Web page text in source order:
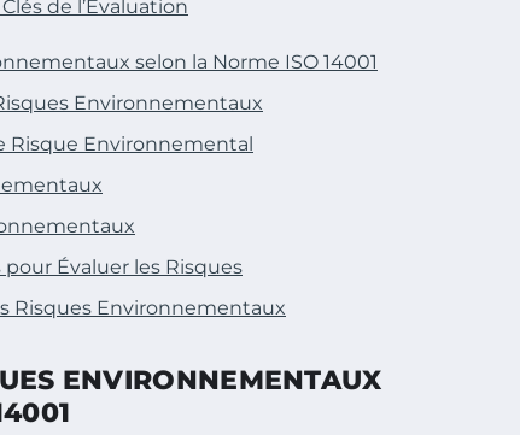
de l’Évaluation
selon la Norme ISO 14001
Environnementaux
Risque Environnemental
Évaluer les Risques
Risques Environnementaux
ENVIRONNEMENTAUX